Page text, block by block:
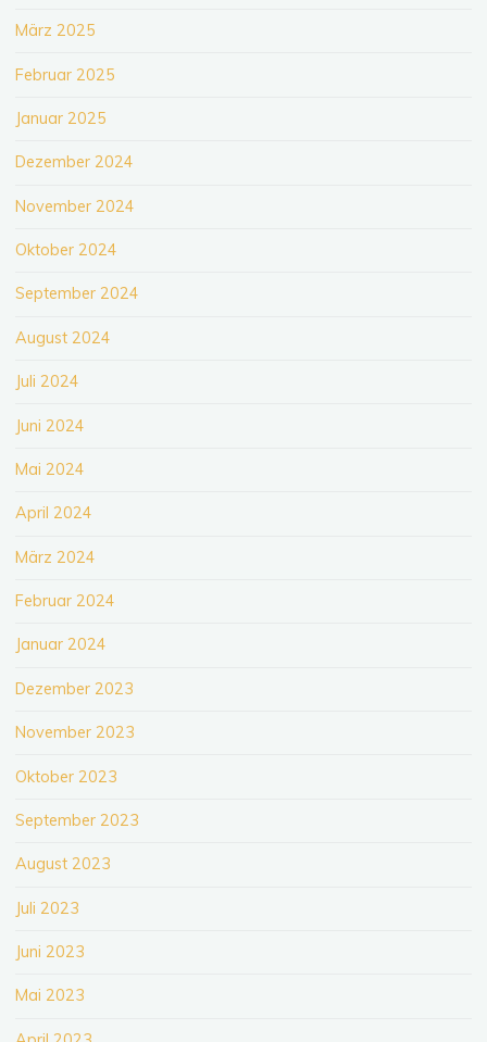
März 2025
Februar 2025
Januar 2025
Dezember 2024
November 2024
Oktober 2024
September 2024
August 2024
Juli 2024
Juni 2024
Mai 2024
April 2024
März 2024
Februar 2024
Januar 2024
Dezember 2023
November 2023
Oktober 2023
September 2023
August 2023
Juli 2023
Juni 2023
Mai 2023